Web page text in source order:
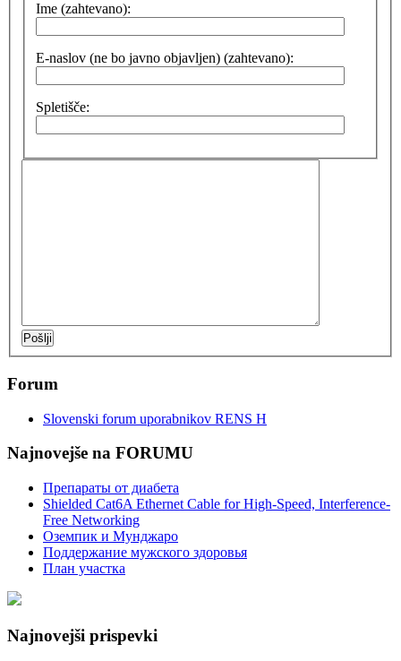
Ime (zahtevano):
E-naslov (ne bo javno objavljen) (zahtevano):
Spletišče:
Pošlji
Forum
Slovenski forum uporabnikov RENS H
Najnovejše na FORUMU
Препараты от диабета
Shielded Cat6A Ethernet Cable for High-Speed, Interference-
Free Networking
Оземпик и Мунджаро
Поддержание мужского здоровья
План участка
Najnovejši prispevki